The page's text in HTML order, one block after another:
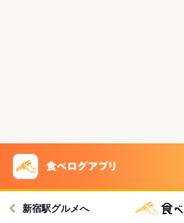
新宿駅グルメへ